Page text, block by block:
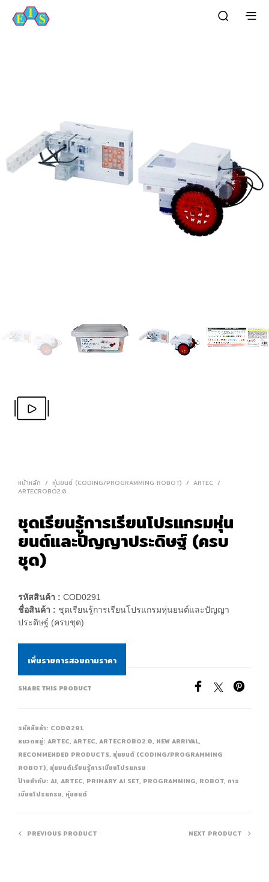
หน้าหลัก / หุ่นยนต์ (CODING/PROGRAMMING ROBOT) / ARTEC /
ARTECROBO2.0
ชุดเรียนรู้การเรียนโปรแกรมหุ่น
ยนต์และปัญญาประดิษฐ์ (ครบ
ชุด)
รหัสสินค้า : COD0291
ชื่อสินค้า : ชุดเรียนรู้การเรียนโปรแกรมหุ่นยนต์และปัญญา
ประดิษฐ์ (ครบชุด)
เพิ่มรายการสอบถามราคา
SHARE THIS PRODUCT
รหัสสินค้า: COD0291
หมวดหมู่: ARTEC,ARTEC,ARTECROBO2.0, NEW ARRIVAL,
RECOMMENDED PRODUCTS, หุ่นยนต์ (CODING/PROGRAMMING
ROBOT), หุ่นยนต์เรียนรู้การเขียนโปรแกรม
ป้ายกำกับ: AI,ARTEC, PRIMARY AI SET, PROGRAMMING, ROBOT, การ
เขียนโปรแกรม, หุ่นยนต์
PREVIOUS PRODUCT NEXT PRODUCT